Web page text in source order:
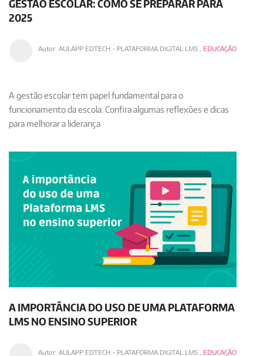
GESTÃO ESCOLAR: COMO SE PREPARAR PARA
2025
Autor: AULAPP EDTECH - PLATAFORMA DIGITAL LMS, EDUCAÇÃO
A gestão escolar tem papel fundamental para o
funcionamento da escola. Confira algumas reflexões e dicas
para melhorar a liderança
A IMPORTÂNCIA DO USO DE UMA PLATAFORMA
LMS NO ENSINO SUPERIOR
Autor: AULAPP EDTECH - PLATAFORMA DIGITAL LMS, EDUCAÇÃO